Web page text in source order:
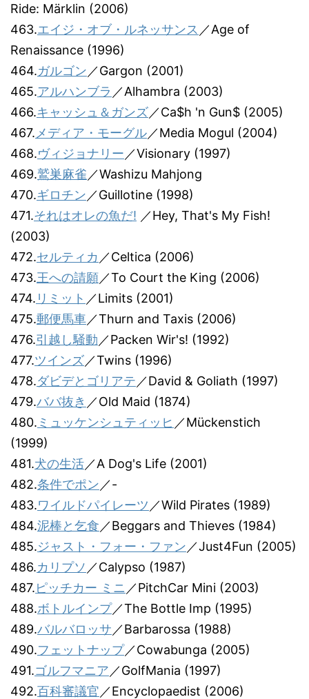
Ride: Märklin (2006)
463.エイジ・オブ・ルネッサンス ／Age of
Renaissance (1996)
464.ガルゴン ／Gargon (2001)
465.アルハンブラ ／Alhambra (2003)
466.キャッシュ＆ガンズ／Ca$h 'n Gun$ (2005)
467. メディア・モーグル／Media Mogul (2004)
468.ヴィジョナリー ／Visionary (1997)
469.鷲巣麻雀 ／Washizu Mahjong
470.ギロチン ／Guillotine (1998)
471.それはオレの魚だ! ／Hey, That's My Fish!
(2003)
472.セルティカ ／Celtica (2006)
473.王への請願／To Court the King (2006)
474. リミット ／Limits (2001)
475.郵便馬車／Thurn and Taxis (2006)
476.引越し騒動 ／Packen Wir's! (1992)
477.ツインズ／Twins (1996)
478.ダビデとゴリアテ ／David & Goliath (1997)
479.ババ抜き ／Old Maid (1874)
480. ミュッケンシュティッヒ ／Mückenstich
(1999)
481.犬の生活／A Dog's Life (2001)
482.条件でポン ／-
483.ワイルドパイレーツ ／Wild Pirates (1989)
484.泥棒と乞食 ／Beggars and Thieves (1984)
485.ジャスト・フォー・ファン ／Just4Fun (2005)
486.カリプソ ／Calypso (1987)
487.ピッチカー ミニ ／PitchCar Mini (2003)
488.ボトルインプ／The Bottle Imp (1995)
489.バルバロッサ ／Barbarossa (1988)
490.フェットナップ／Cowabunga (2005)
491.ゴルフマニア ／GolfMania (1997)
492.百科審議官 ／Encyclopaedist (2006)